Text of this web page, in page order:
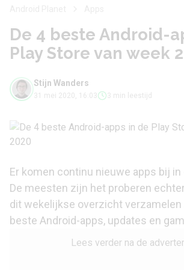
De 4 beste Android-
Play Store van week
Stijn Wanders
31 mei 2020, 16:03 3 min leestijd
Er komen continu nieuwe apps bij in
De meesten zijn het proberen
dit wekelijkse overzicht verzamelen
beste Android-apps, updates en
Lees verder na de